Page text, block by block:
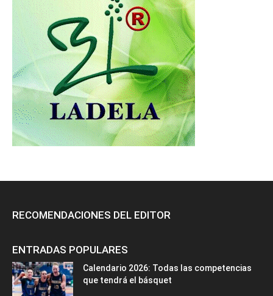
RECOMENDACIONES DEL EDITOR
ENTRADAS POPULARES
Calendario 2026: Todas las competencias
que tendrá el básquet